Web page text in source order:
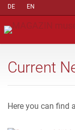
DE EN
Current
Here you can find